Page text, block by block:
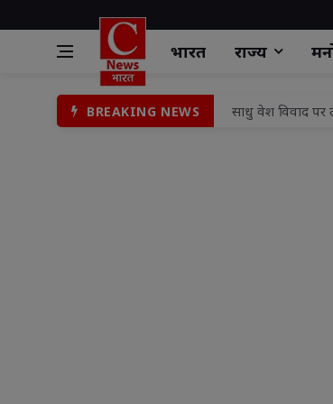
भारत राज्य
BREAKING NEWS
साधु वेश विवाद पर